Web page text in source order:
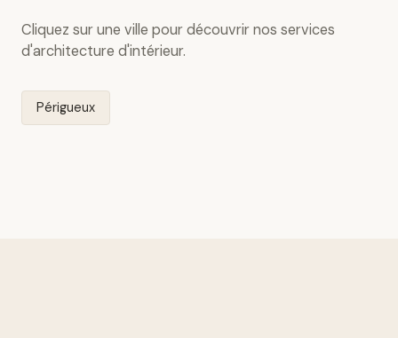
Cliquez sur une ville pour découvrir nos services
d'architecture d'intérieur.
Périgueux